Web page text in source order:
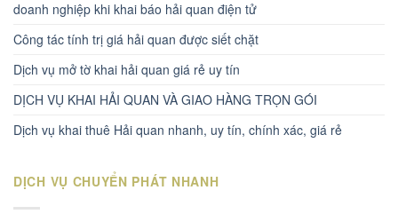
doanh nghiệp khi khai báo hải quan điện tử
Công tác tính trị giá hải quan được siết chặt
Dịch vụ mở tờ khai hải quan giá rẻ uy tín
DỊCH VỤ KHAI HẢI QUAN VÀ GIAO HÀNG TRỌN GÓI
Dịch vụ khai thuê Hải quan nhanh, uy tín, chính xác, giá rẻ
DỊCH VỤ CHUYỂN PHÁT NHANH